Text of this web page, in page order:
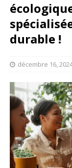
durable !
décembre 16,